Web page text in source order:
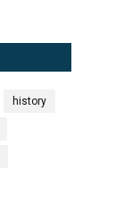
history